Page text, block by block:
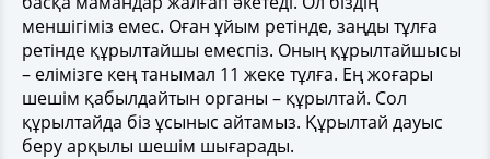
меншігіміз емес. Оған ұйым ретінде, заңды тұлға
ретінде құрылтайшы емеспіз. Оның құрылтайшысы
– елімізге кең танымал 11 жеке тұлға. Ең жоғары
шешім қабылдайтын органы – құрылтай. Сол
құрылтайда біз ұсыныс айтамыз. Құрылтай дауыс
беру арқылы шешім шығарады.